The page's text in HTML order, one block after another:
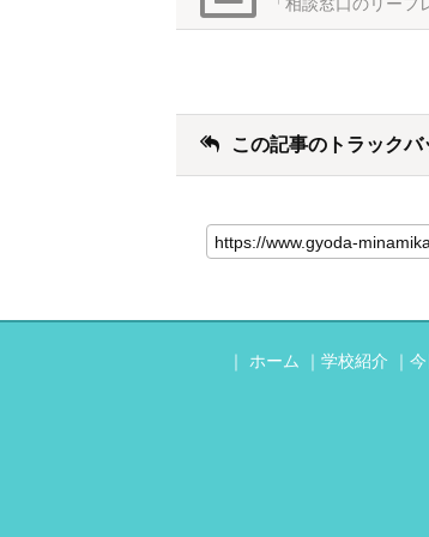
この記事のトラック
ホーム 学校紹介